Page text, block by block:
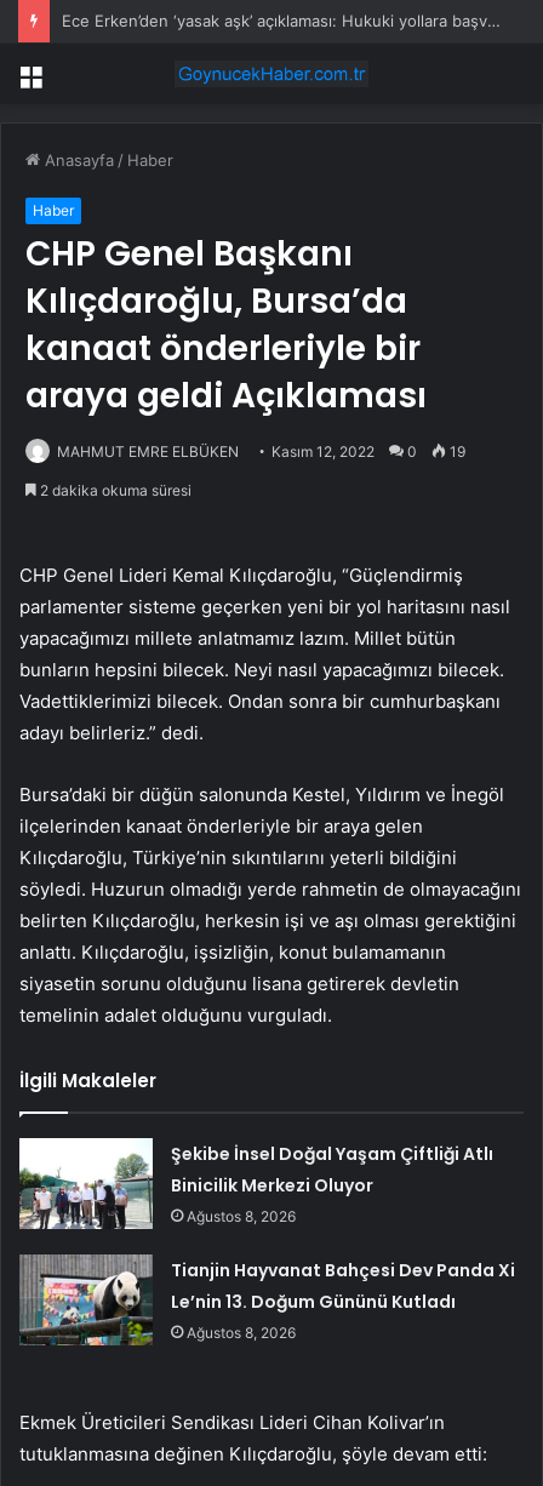
Ece Erken’den ‘yasak aşk’ açıklaması: Hukuki yollara başvuruyor
Menü
Anasayfa / Haber
Haber
CHP Genel Başkanı
Kılıçdaroğlu, Bursa’da
kanaat önderleriyle bir
araya geldi Açıklaması
MAHMUT EMRE ELBÜKEN Kasım 12, 2022 0 19
2 dakika okuma süresi
CHP Genel Lideri Kemal Kılıçdaroğlu, “Güçlendirmiş
parlamenter sisteme geçerken yeni bir yol haritasını nasıl
yapacağımızı millete anlatmamız lazım. Millet bütün
bunların hepsini bilecek. Neyi nasıl yapacağımızı bilecek.
Vadettiklerimizi bilecek. Ondan sonra bir cumhurbaşkanı
adayı belirleriz.” dedi.
Bursa’daki bir düğün salonunda Kestel, Yıldırım ve İnegöl
ilçelerinden kanaat önderleriyle bir araya gelen
Kılıçdaroğlu, Türkiye’nin sıkıntılarını yeterli bildiğini
söyledi. Huzurun olmadığı yerde rahmetin de olmayacağını
belirten Kılıçdaroğlu, herkesin işi ve aşı olması gerektiğini
anlattı. Kılıçdaroğlu, işsizliğin, konut bulamamanın
siyasetin sorunu olduğunu lisana getirerek devletin
temelinin adalet olduğunu vurguladı.
İlgili Makaleler
Şekibe İnsel Doğal Yaşam Çiftliği Atlı
Binicilik Merkezi Oluyor
Ağustos 8, 2026
Tianjin Hayvanat Bahçesi Dev Panda Xi
Le’nin 13. Doğum Gününü Kutladı
Ağustos 8, 2026
Ekmek Üreticileri Sendikası Lideri Cihan Kolivar’ın
tutuklanmasına değinen Kılıçdaroğlu, şöyle devam etti: